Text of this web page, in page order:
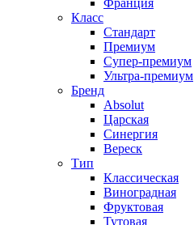
Класс
Стандарт
Премиум
Супер-премиум
Ультра-премиум
Бренд
Absolut
Царская
Синергия
Вереск
Тип
Классическая
Виноградная
Фруктовая
Тутовая